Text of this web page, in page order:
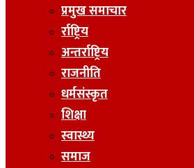
प्रमुख समाचार
र्राष्ट्रिय
अन्तर्राष्ट्रिय
राजनीति
धर्मसंस्कृत
शिक्षा
स्वास्थ्य
समाज